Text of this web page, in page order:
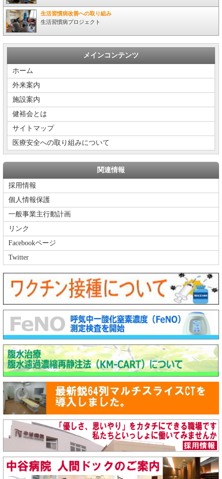
生活習慣病改善への取り組み
生活習慣病プロジェクト
メインコンテンツ
ホーム
外来案内
施設案内
健裕会とは
サイトマップ
医療安全への取り組みについて
関連情報
採用情報
個人情報保護
一般事業主行動計画
リンク
Facebookページ
Twitter